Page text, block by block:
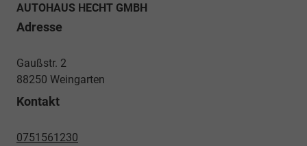
AUTOHAUS HECHT GMBH
Adresse
Gaußstr. 2
88250 Weingarten
Kontakt
0751561230